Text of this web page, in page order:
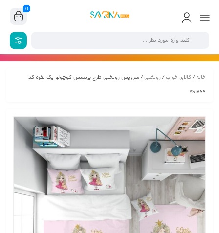
0
خانه/ کالای خواب/ روتختی/ سرویس روتختی طرح پرنسس کوچولو یک نفره کد
AS1769